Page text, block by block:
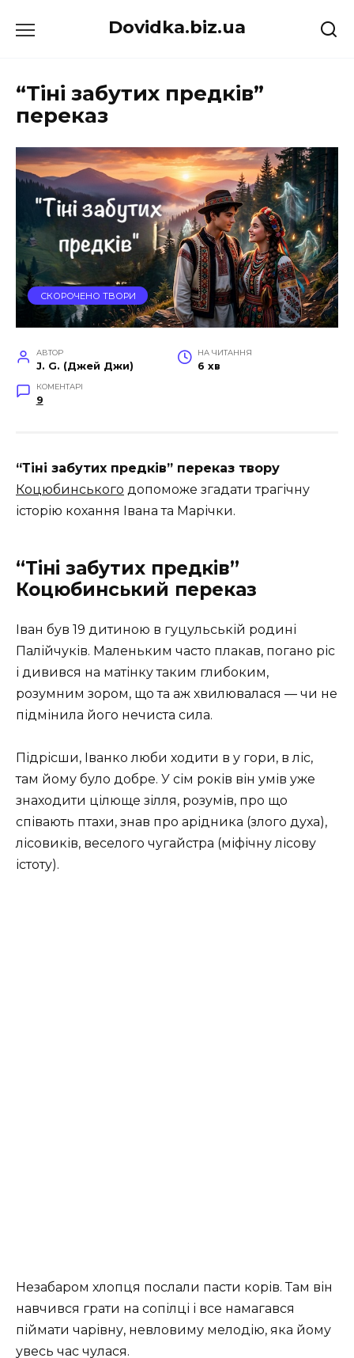
до
Dovidka.biz.ua
“Тіні забутих предків”
переказ
СКОРОЧЕНО ТВОРИ
АВТОР
J. G. (Джей Джи)
НА ЧИТАННЯ
6 хв
КОМЕНТАРІ
9
“Тіні забутих предків” переказ твору
Коцюбинського допоможе згадати трагічну
історію кохання Івана та Марічки.
“Тіні забутих предків”
Коцюбинський переказ
Іван був 19 дитиною в гуцульській родині
Палійчуків. Маленьким часто плакав, погано ріс
і дивився на матінку таким глибоким,
розумним зором, що та аж хвилювалася — чи не
підмінила його нечиста сила.
Підрісши, Іванко люби ходити в у гори, в ліс,
там йому було добре. У сім років він умів уже
знаходити цілюще зілля, розумів, про що
співають птахи, знав про арідника (злого духа),
лісовиків, веселого чугайстра (міфічну лісову
істоту).
Незабаром хлопця послали пасти корів. Там він
навчився грати на сопілці і все намагався
піймати чарівну, невловиму мелодію, яка йому
увесь час чулася.